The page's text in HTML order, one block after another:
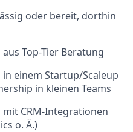
oder bereit, dorthin
Top-Tier Beratung
einem Startup/Scaleup
in kleinen Teams
CRM-Integrationen
o. Ä.)